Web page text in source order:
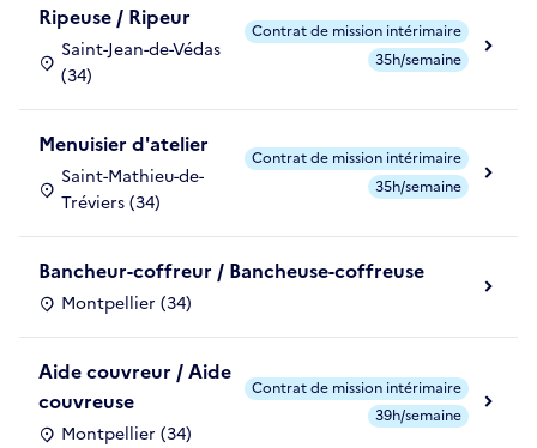
Ripeuse / Ripeur
Saint-Jean-de-Védas
(34)
Contrat de mission intérimaire
35h/semaine
Menuisier d'atelier
Saint-Mathieu-de-
Tréviers (34)
Contrat de mission intérimaire
35h/semaine
Bancheur-coffreur / Bancheuse-coffreuse
Montpellier (34)
Aide couvreur / Aide
couvreuse
Montpellier (34)
Contrat de mission intérimaire
39h/semaine